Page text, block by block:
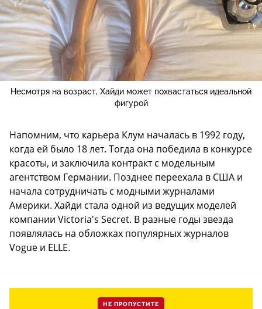
Несмотря на возраст, Хайди может похвастаться идеальной
фигурой
Напомним, что карьера Клум началась в 1992 году,
когда ей было 18 лет. Тогда она победила в конкурсе
красоты, и заключила контракт с модельным
агентством Германии. Позднее переехала в США и
начала сотрудничать с модными журналами
Америки. Хайди стала одной из ведущих моделей
компании Victoria's Secret. В разные годы звезда
появлялась на обложках популярных журналов
Vogue и ELLE.
НЕ ПРОПУСТИТЕ